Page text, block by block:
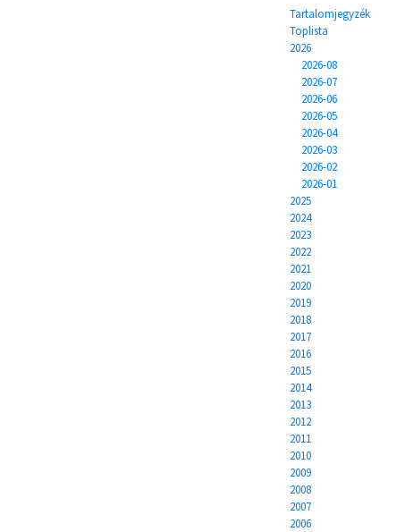
Tartalomjegyzék
Toplista
2026
2026-08
2026-07
2026-06
2026-05
2026-04
2026-03
2026-02
2026-01
2025
2024
2023
2022
2021
2020
2019
2018
2017
2016
2015
2014
2013
2012
2011
2010
2009
2008
2007
2006